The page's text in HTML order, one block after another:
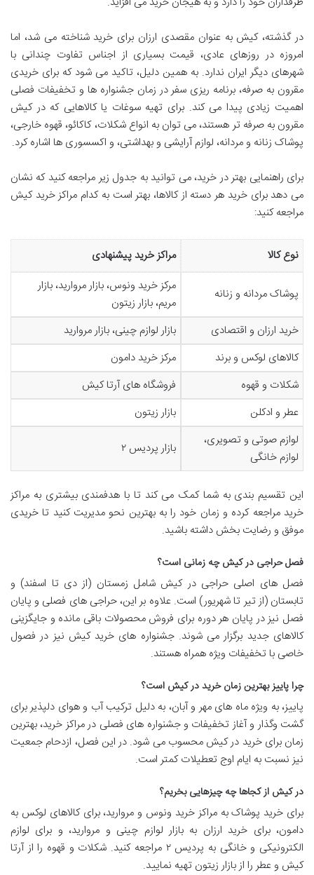
در گذشته، کیش به عنوان مقصدی ارزان برای خرید شناخته می شد، اما
امروزه در روزهای عادی، قیمت بسیاری از اجناس تفاوت چندانی با
شهرهای دیگر ایران ندارد. به همین دلیل، تاکید می شود که برای خریدی
مقرون به صرفه، برنامه ریزی سفر در زمان جشنواره ها و تخفیفات فصلی
اهمیت زیادی پیدا می کند. برای تهیه سوغات یا کالاهایی که در کیش
مقرون به صرفه تر هستند، می توان به انواع شکلات، کاکائو، قهوه خارجی،
پوشاک زنانه و مردانه، لوازم آرایشی و بهداشتی، و اکسسوری ها اشاره کرد.
برای راهنمایی بهتر در خرید، می توانید به جدول زیر مراجعه کنید که نشان
می دهد برای خرید هر دسته از کالاها، بهتر است به کدام مراکز خرید کیش
مراجعه کنید:
نوع کالا مراکز خرید پیشنهادی
پوشاک مردانه و زنانه
مرکز خرید ونوس، بازار مروارید، بازار
مریم، بازار زیتون
خرید ارزان و اقتصادی
بازار لوازم چینی، بازار مروارید
کالاهای لوکس و برند
مرکز خرید دامون
شکلات و قهوه
فروشگاه های آرتا کیش
عطر و ادکلن
بازار زیتون
لوازم صوتی و تصویری،
لوازم خانگی
بازار پردیس ۲
این تقسیم بندی به شما کمک می کند تا با هدفمندی بیشتری به مراکز
خرید مراجعه کرده و زمان خود را به بهترین نحو مدیریت کنید تا خریدی
موفق و رضایت بخش داشته باشید.
فصل حراجی در کیش چه زمانی است؟
فصل های اصلی حراجی در کیش شامل زمستان (از دی تا اسفند) و
تابستان (از تیر تا شهریور) است. علاوه بر این، حراجی های فصلی و پایان
فصل نیز در پایان هر دوره برای فروش محصولات باقی مانده و جایگزینی
کالاهای جدید برگزار می شوند. جشنواره های خرید کیش نیز در فصول
خاصی با تخفیفات ویژه همراه هستند.
چرا پاییز بهترین زمان خرید در کیش است؟
پاییز، به ویژه ماه های مهر و آبان، به دلیل ترکیب آب و هوای دلپذیر برای
گشت وگذار و آغاز تخفیفات و جشنواره های فصلی در مراکز خرید، بهترین
زمان برای خرید در کیش محسوب می شود. در این فصل، ازدحام جمعیت
نیز نسبت به ایام اوج تعطیلات کمتر است.
در کیش از کجاها چه چیزهایی بخریم؟
برای خرید پوشاک به مراکز خرید ونوس و مروارید، برای کالاهای لوکس به
دامون، برای خرید ارزان به بازار لوازم چینی و مروارید، و برای لوازم
الکترونیکی و خانگی به پردیس ۲ مراجعه کنید. شکلات و قهوه را از آرتا
کیش و عطر را از بازار زیتون تهیه نمایید.